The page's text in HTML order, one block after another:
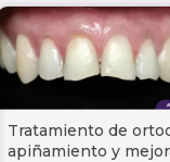
Tratamiento de
apiñamiento y